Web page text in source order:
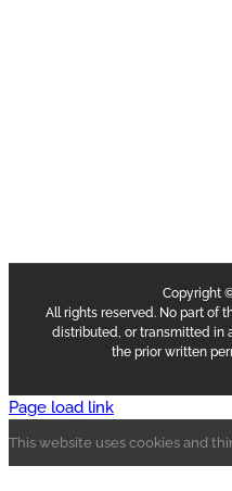
Copyright ©
All rights reserved. No part of
distributed, or transmitted in
the prior written
Page load link
This website uses cookies and